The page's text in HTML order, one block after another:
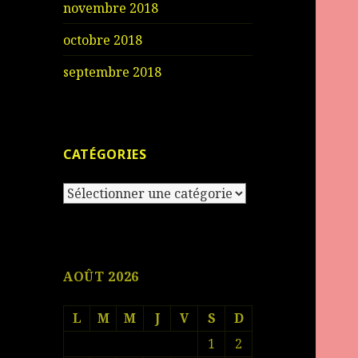
novembre 2018
octobre 2018
septembre 2018
CATÉGORIES
Catégories
AOÛT 2026
L M M J V S
D
1
2